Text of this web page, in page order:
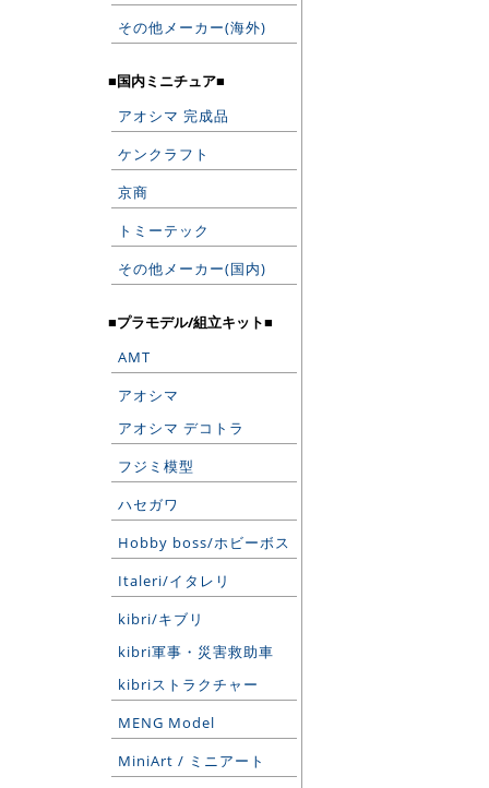
その他メーカー(海外)
■国内ミニチュア■
アオシマ 完成品
ケンクラフト
京商
トミーテック
その他メーカー(国内)
■プラモデル/組立キット■
AMT
アオシマ
アオシマ デコトラ
フジミ模型
ハセガワ
Hobby boss/ホビーボス
Italeri/イタレリ
kibri/キブリ
kibri軍事・災害救助車
kibriストラクチャー
MENG Model
MiniArt / ミニアート